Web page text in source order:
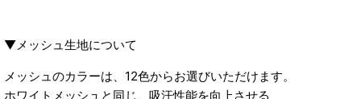
▼メッシュ生地について
メッシュのカラーは、12色からお選びいただけます。
ホワイトメッシュと同じ、吸汗性能を向上させる